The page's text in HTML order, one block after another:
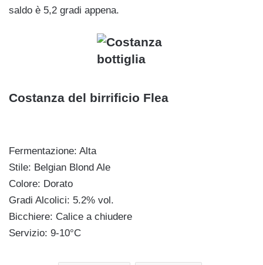
saldo è 5,2 gradi appena.
Costanza del birrificio Flea
Fermentazione: Alta
Stile: Belgian Blond Ale
Colore: Dorato
Gradi Alcolici: 5.2% vol.
Bicchiere: Calice a chiudere
Servizio: 9-10°C